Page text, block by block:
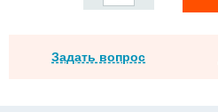
Задать вопрос